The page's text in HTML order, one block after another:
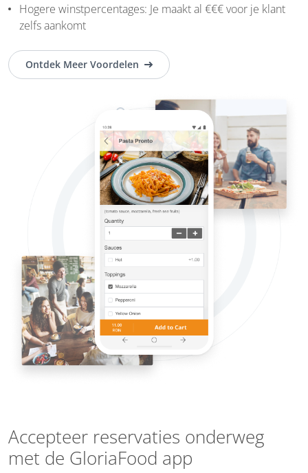
Hogere winstpercentages: Je maakt al €€€ voor je klant
zelfs aankomt
Ontdek Meer Voordelen
Accepteer reservaties onderweg
met de GloriaFood app